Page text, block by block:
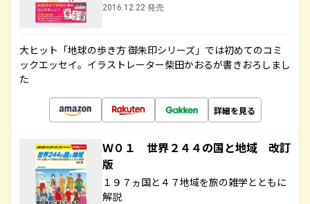
2016.12.22 発売
大ヒット「地球の歩き方 御朱印シリーズ」では初めてのコミ
ックエッセイ。イラストレーター柴田かおるが書きおろしまし
た
詳細を見る
Ｗ０１ 世界２４４の国と地域 改訂
版
１９７ヵ国と４７地域を旅の雑学とともに
解説